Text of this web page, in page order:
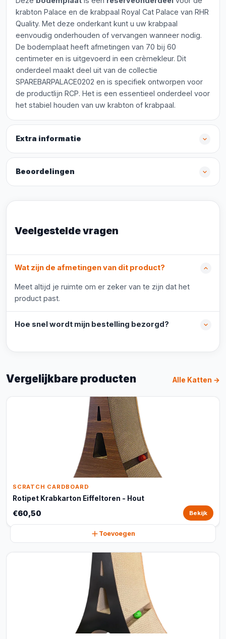
krabton Palace en de krabpaal Royal Cat Palace van RHR
Quality. Met deze onderkant kunt u uw krabpaal
eenvoudig onderhouden of vervangen wanneer nodig.
De bodemplaat heeft afmetingen van 70 bij 60
centimeter en is uitgevoerd in een crèmekleur. Dit
onderdeel maakt deel uit van de collectie
SPAREBARPALACE0202 en is specifiek ontworpen voor
de productlijn RCP. Het is een essentieel onderdeel voor
het stabiel houden van uw krabton of krabpaal.
Extra informatie
Beoordelingen
Veelgestelde vragen
Wat zijn de afmetingen van dit product?
Meet altijd je ruimte om er zeker van te zijn dat het
product past.
Hoe snel wordt mijn bestelling bezorgd?
Vergelijkbare producten Alle Katten →
SCRATCH CARDBOARD
Rotipet Krabkarton Eiffeltoren - Hout
€60,50 Bekijk
Toevoegen